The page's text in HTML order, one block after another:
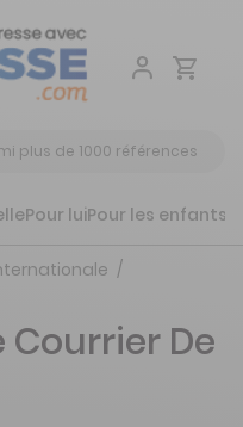
Aller
Pour luiPour les enfants
De